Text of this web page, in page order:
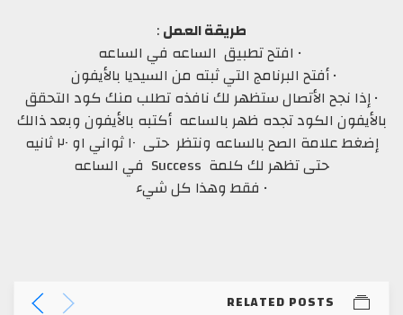
طريقة العمل:
• افتح تطبيق الساعه في الساعه
• أفتح البرنامج التي ثبته من السيديا بالأيفون
• إذا نجح الأتصال ستظهر لك نافذه تطلب منك كود التحقق
بالأيفون الكود تجده ظهر بالساعه أكتبه بالأيفون وبعد ذالك
إضغط علامة الصح بالساعه ونتظر حتى ١٠ ثواني او ٢٠ ثانيه
حتى تظهر لك كلمة Success في الساعه
• فقط وهذا كل شيء
RELATED POSTS